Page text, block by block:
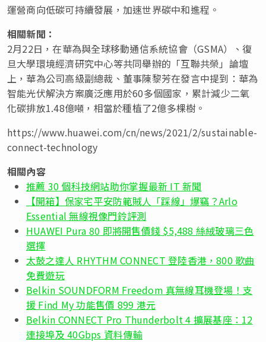
運營商向低碳可持續發展，加速世界碳中和進程。
相關新聞：
2月22日，在華為與全球移動通信系統協會（GSMA）、復
旦大學環境經濟研究中心等共同舉辦的「互聯共榮」論壇
上，華為公司高級副總裁、董事陳黎芳在發言中提到：華為
智能光伏解決方案廣泛應用於60多個國家，累計減少二氧
化碳排放1.48億噸，相當於種植了2億多棵樹。
https://www.huawei.com/cn/news/2021/2/sustainable-
connect-technology
相關內容
推薦 30 個科技網站助你掌握最新 IT 新聞
【開箱】保家宅平安防範賊人「踩線」爆竊？Arlo
Essential 無線視像門鈴評測
HUAWEI Pura 80 即將開售價錢 $5,488 絲絨玻璃三色
選擇
太鼓之達人 RHYTHM CONNECT 登陸香港，800 歌曲
免費遊玩
Belkin SOUNDFORM Freedom 真無線耳機登場！支
援 Find My 功能售價 899 港元
Belkin CONNECT Pro Thunderbolt 4 擴展基座：12
連接埠及 40Gbps 資料傳輸